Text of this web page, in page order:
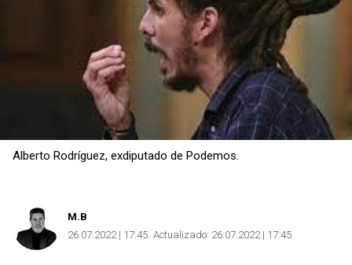
Alberto Rodríguez, exdiputado de Podemos.
M.B
26.07.2022 | 17:45 Actualizado: 26.07.2022 | 17:45